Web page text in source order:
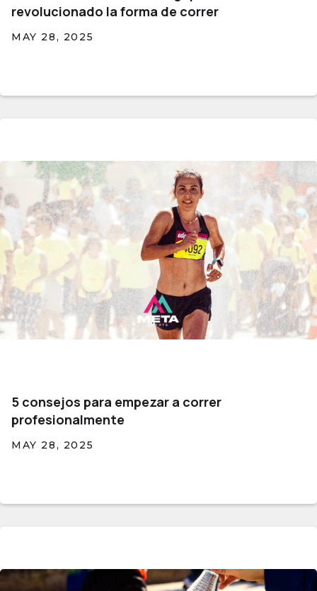
revolucionado la forma de correr
MAY 28, 2025
5 consejos para empezar a correr
profesionalmente
MAY 28, 2025